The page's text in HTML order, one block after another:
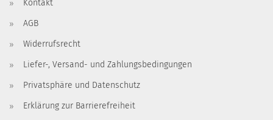
Kontakt
AGB
Widerrufsrecht
Liefer-, Versand- und Zahlungsbedingungen
Privatsphäre und Datenschutz
Erklärung zur Barrierefreiheit